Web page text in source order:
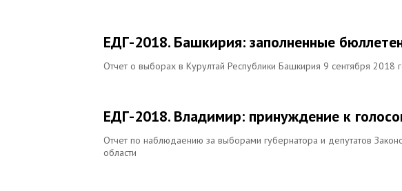
ЕДГ-2018. Башкирия: заполненные
Отчет о выборах в Курултай Республики Башкирия 9 сентября 2018
ЕДГ-2018. Владимир: принуждение к
Отчет по наблюдаению за выборами губернатора и депутатов
области